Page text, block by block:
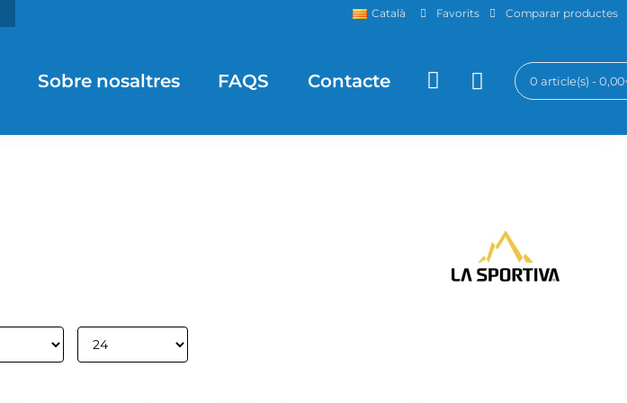
Català Favorits Comparar productes
Sobre nosaltres FAQS Contacte 0 article(s) -
Mostrar: